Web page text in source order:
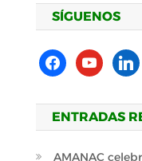
SÍGUENOS
facebookyoutube
ENTRADAS
AMANAC